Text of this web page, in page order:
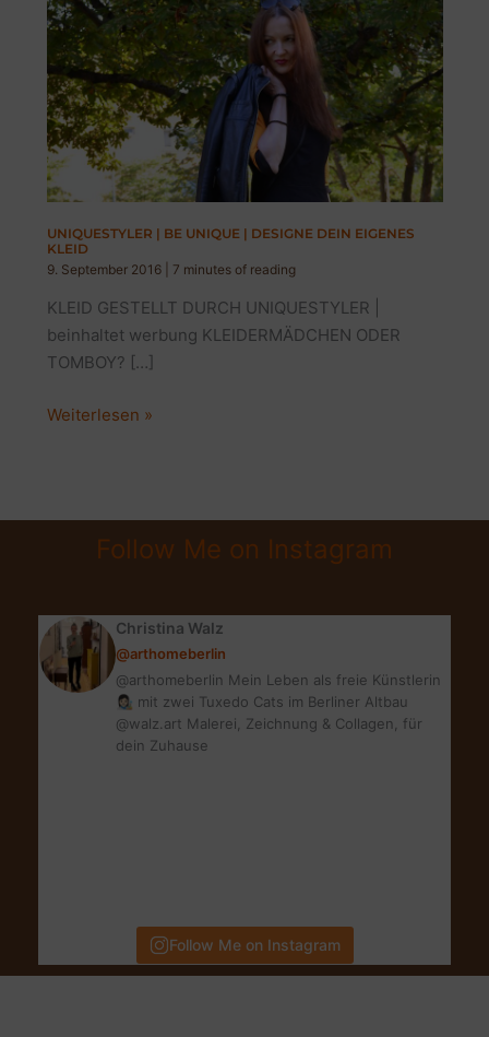
UNIQUESTYLER | BE UNIQUE | DESIGNE DEIN EIGENES
KLEID
9. September 2016
7 minutes of reading
KLEID GESTELLT DURCH UNIQUESTYLER |
beinhaltet werbung KLEIDERMÄDCHEN ODER
TOMBOY? […]
UNIQUESTYLER
|
DESIGNE
KLEID
Weiterlesen »
Follow Me on Instagram
Christina Walz
@arthomeberlin
@arthomeberlin Mein Leben als freie Künstlerin
👩🏻‍🎨 mit zwei Tuxedo Cats im Berliner Altbau
@walz.art Malerei, Zeichnung & Collagen, für
dein Zuhause
Follow Me on Instagram